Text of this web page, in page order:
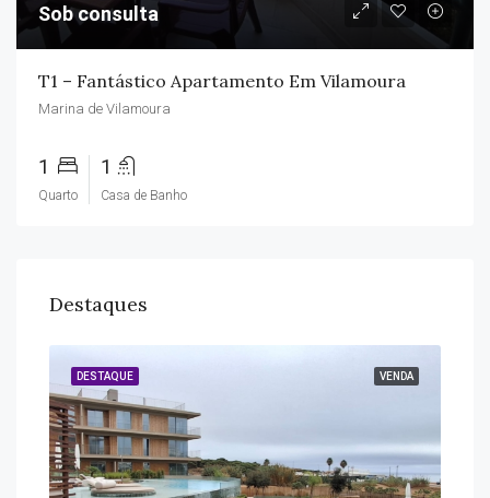
Sob consulta
T1 – Fantástico Apartamento Em Vilamoura
Marina de Vilamoura
1
Quarto
1
Casa de Banho
Destaques
VENDA
DESTAQUE